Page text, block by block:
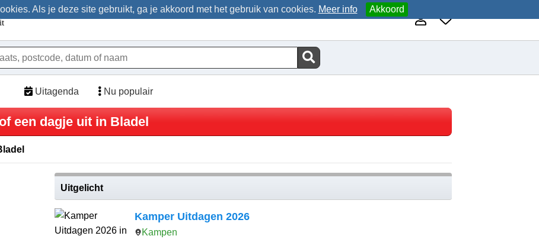
Als je deze site gebruikt, ga je akkoord met het gebruik van cookies. Meer info Akkoord
Uitagenda Nu populair
een dagje uit in Bladel
Uitgelicht
Kamper Uitdagen 2026
Kampen